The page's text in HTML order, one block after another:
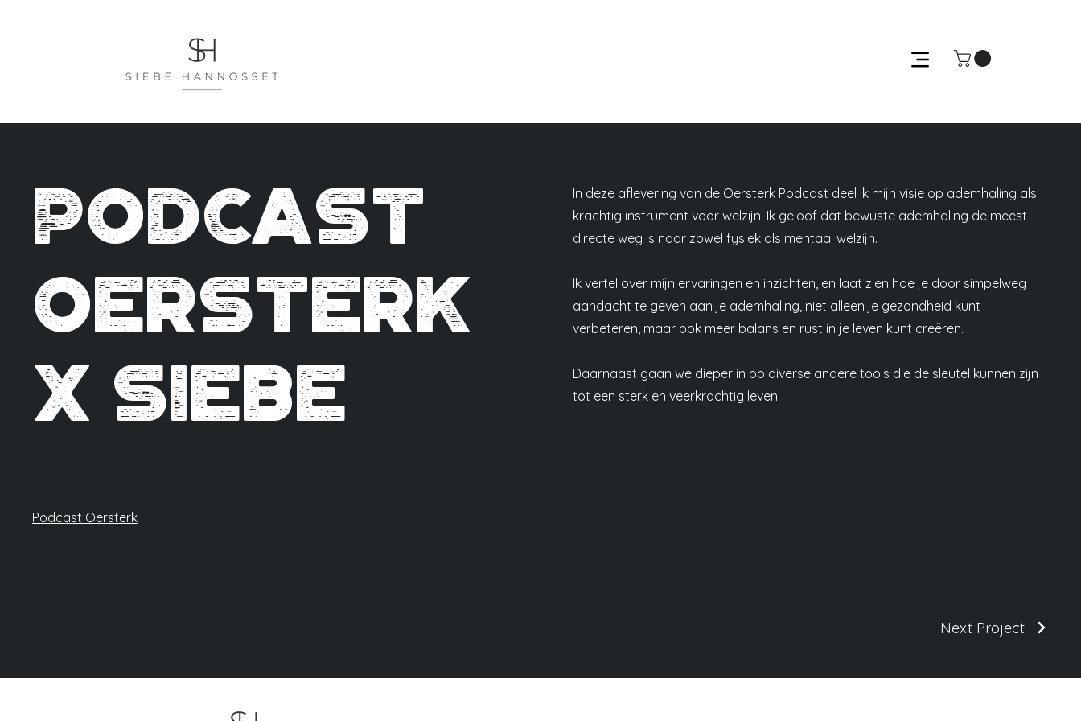
Podcast
Oersterk
x Siebe
Podcast Oersterk
In deze aflevering van de Oersterk Podcast deel ik mijn visie op ademhaling als
krachtig instrument voor welzijn. Ik geloof dat bewuste ademhaling de meest
directe weg is naar zowel fysiek als mentaal welzijn.
Ik vertel over mijn ervaringen en inzichten, en laat zien hoe je door simpelweg
aandacht te geven aan je ademhaling, niet alleen je gezondheid kunt
verbeteren, maar ook meer balans en rust in je leven kunt creëren.
Daarnaast gaan we dieper in op diverse andere tools die de sleutel kunnen zijn
tot een sterk en veerkrachtig leven.
Next Project